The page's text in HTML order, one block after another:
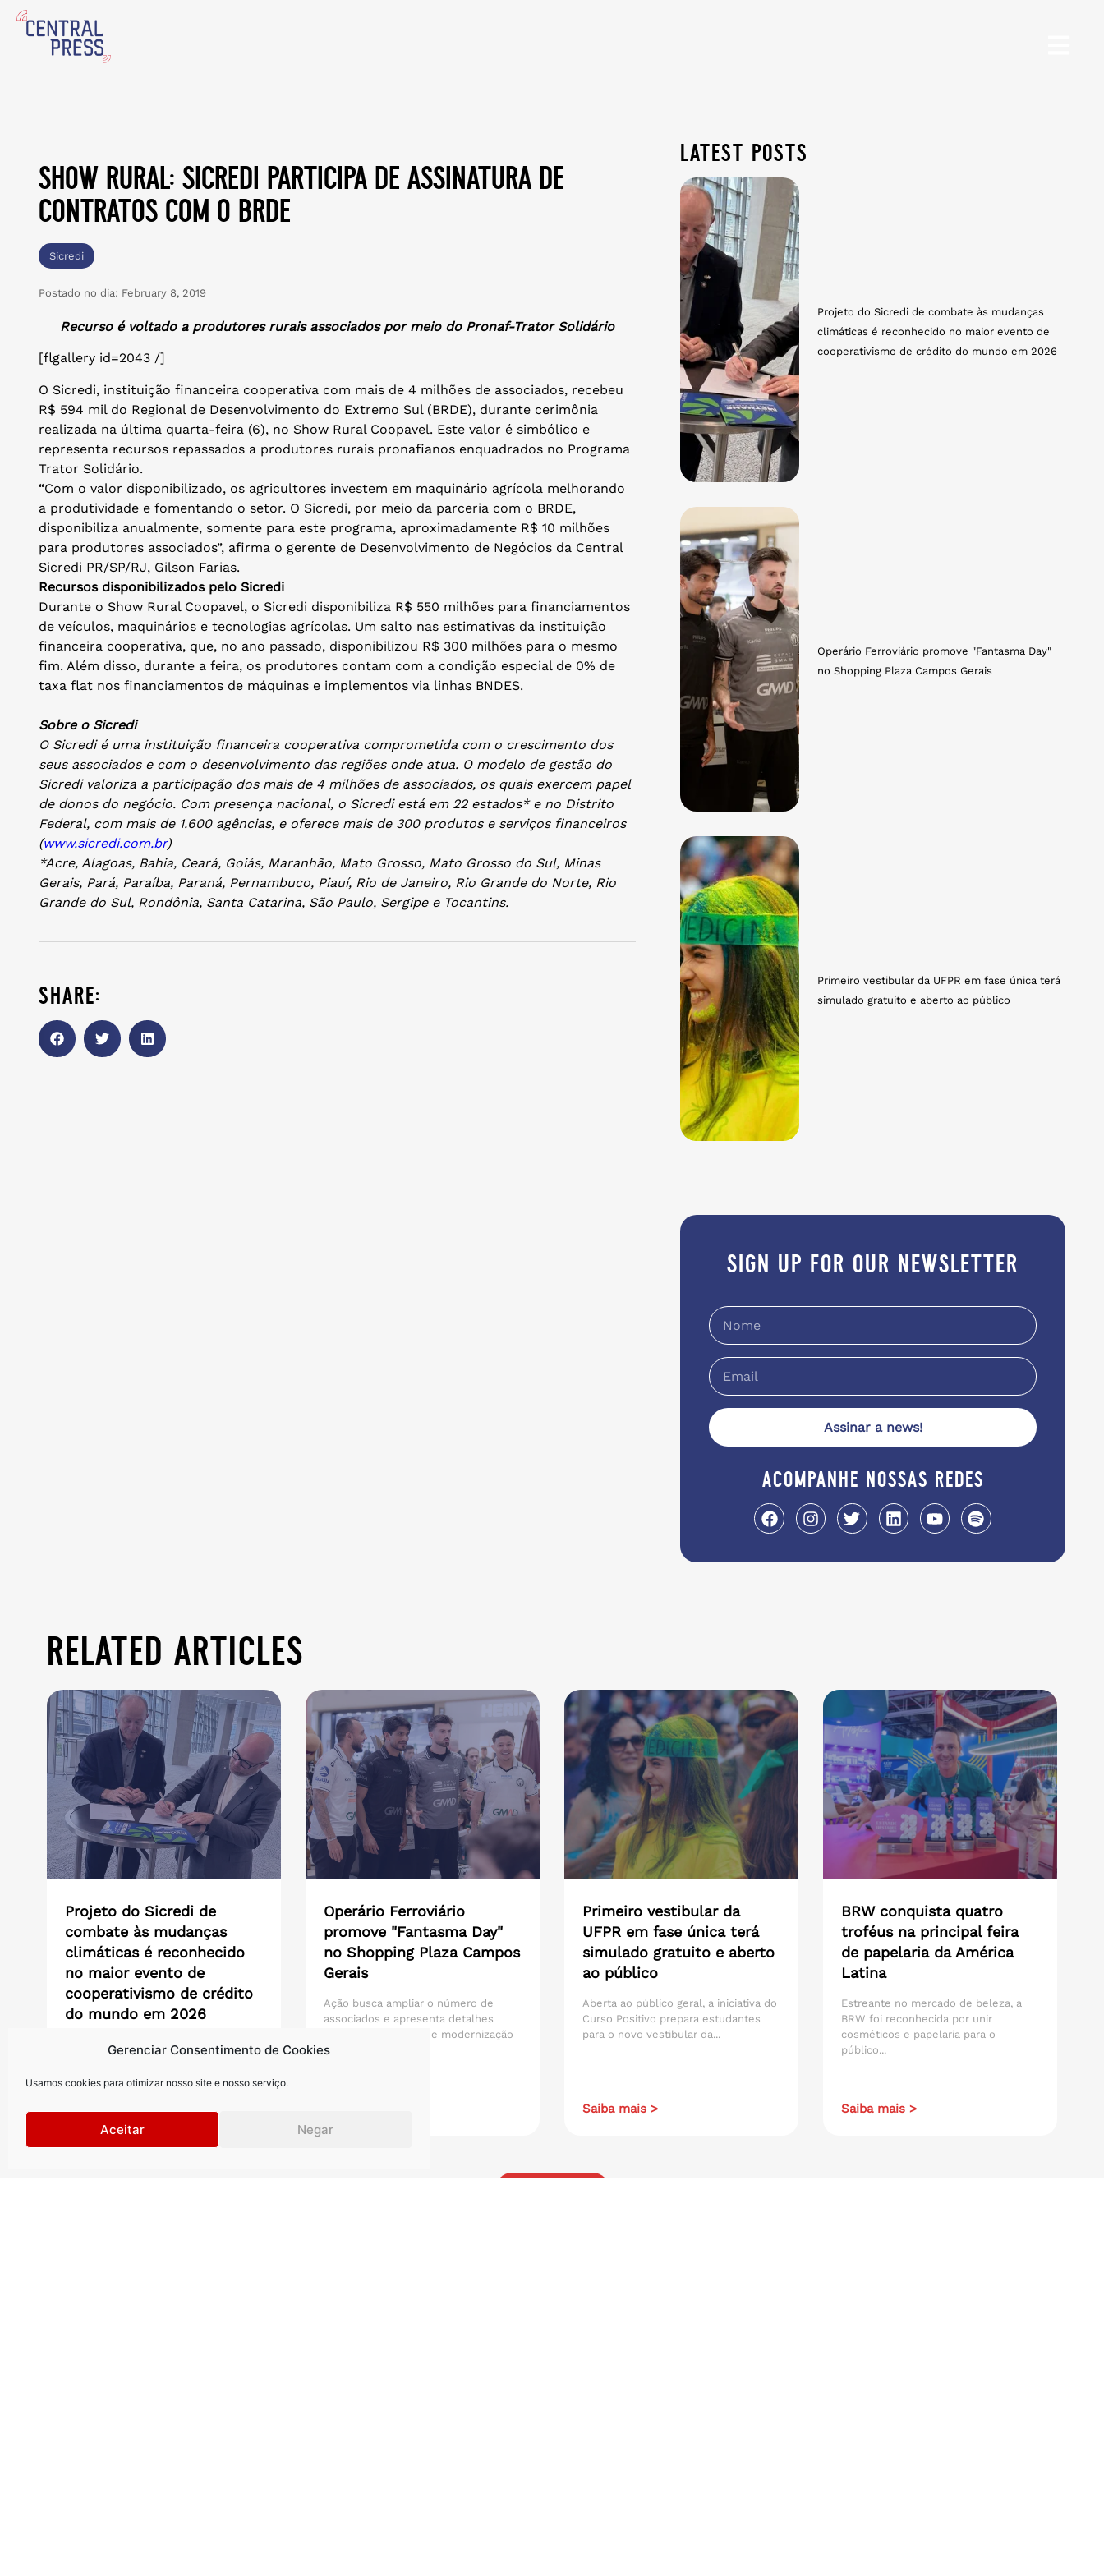
Gerenciar Consentimento de Cookies
Usamos cookies para otimizar nosso site e nosso serviço.
Aceitar Negar
show rural: sicredi participa de assinatura de
contratos com o brde
Sicredi
Postado no dia: February 8, 2019
Recurso é voltado a produtores rurais associados por meio do Pronaf-Trator Solidário
[flgallery id=2043 /]
O Sicredi, instituição financeira cooperativa com mais de 4 milhões de associados, recebeu
R$ 594 mil do Regional de Desenvolvimento do Extremo Sul (BRDE), durante cerimônia
realizada na última quarta-feira (6), no Show Rural Coopavel. Este valor é simbólico e
representa recursos repassados a produtores rurais pronafianos enquadrados no Programa
Trator Solidário.
“Com o valor disponibilizado, os agricultores investem em maquinário agrícola melhorando
a produtividade e fomentando o setor. O Sicredi, por meio da parceria com o BRDE,
disponibiliza anualmente, somente para este programa, aproximadamente R$ 10 milhões
para produtores associados”, afirma o gerente de Desenvolvimento de Negócios da Central
Sicredi PR/SP/RJ, Gilson Farias.
Recursos disponibilizados pelo Sicredi
Durante o Show Rural Coopavel, o Sicredi disponibiliza R$ 550 milhões para financiamentos
de veículos, maquinários e tecnologias agrícolas. Um salto nas estimativas da instituição
financeira cooperativa, que, no ano passado, disponibilizou R$ 300 milhões para o mesmo
fim. Além disso, durante a feira, os produtores contam com a condição especial de 0% de
taxa flat nos financiamentos de máquinas e implementos via linhas BNDES.
Sobre o Sicredi
O Sicredi é uma instituição financeira cooperativa comprometida com o crescimento dos
seus associados e com o desenvolvimento das regiões onde atua. O modelo de gestão do
Sicredi valoriza a participação dos mais de 4 milhões de associados, os quais exercem papel
de donos do negócio. Com presença nacional, o Sicredi está em 22 estados* e no Distrito
Federal, com mais de 1.600 agências, e oferece mais de 300 produtos e serviços financeiros
(www.sicredi.com.br)
*Acre, Alagoas, Bahia, Ceará, Goiás, Maranhão, Mato Grosso, Mato Grosso do Sul, Minas
Gerais, Pará, Paraíba, Paraná, Pernambuco, Piauí, Rio de Janeiro, Rio Grande do Norte, Rio
Grande do Sul, Rondônia, Santa Catarina, São Paulo, Sergipe e Tocantins.
share:
latest posts
Projeto do Sicredi de combate às mudanças
climáticas é reconhecido no maior evento de
cooperativismo de crédito do mundo em 2026
Operário Ferroviário promove "Fantasma Day"
no Shopping Plaza Campos Gerais
Primeiro vestibular da UFPR em fase única terá
simulado gratuito e aberto ao público
sign up for our newsletter
Assinar a news!
acompanhe nossas redes
related articles
Projeto do Sicredi de
combate às mudanças
climáticas é reconhecido
no maior evento de
cooperativismo de crédito
do mundo em 2026
Durante a Conferência Mundial das
Saiba mais >
Operário Ferroviário
promove "Fantasma Day"
no Shopping Plaza Campos
Gerais
Ação busca ampliar o número de
associados e apresenta detalhes
inéditos do projeto de modernização
do...
Primeiro vestibular da
UFPR em fase única terá
simulado gratuito e aberto
ao público
Aberta ao público geral, a iniciativa do
Curso Positivo prepara estudantes
para o novo vestibular da...
Saiba mais >
BRW conquista quatro
troféus na principal feira
de papelaria da América
Latina
Estreante no mercado de beleza, a
BRW foi reconhecida por unir
cosméticos e papelaria para o
público...
Saiba mais >